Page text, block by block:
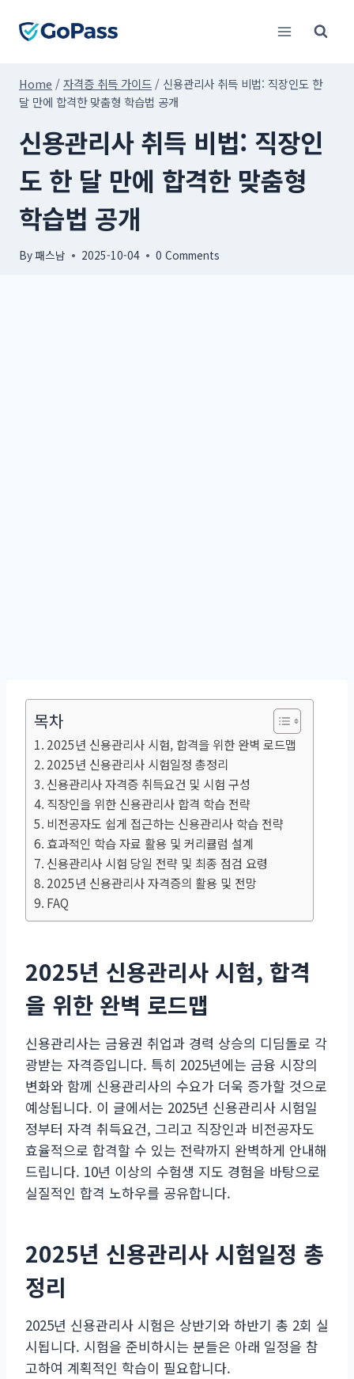
Home /자격증 취득 가이드/ 신용관리사 취득 비법: 직장인도 한
달 만에 합격한 맞춤형 학습법 공개
신용관리사 취득 비법: 직장인
도 한 달 만에 합격한 맞춤형
학습법 공개
By패스남 2025-10-04 0 Comments
목차
2025년 신용관리사 시험, 합격을 위한 완벽 로드맵
2025년 신용관리사 시험일정 총정리
신용관리사 자격증 취득요건 및 시험 구성
직장인을 위한 신용관리사 합격 학습 전략
비전공자도 쉽게 접근하는 신용관리사 학습 전략
효과적인 학습 자료 활용 및 커리큘럼 설계
신용관리사 시험 당일 전략 및 최종 점검 요령
2025년 신용관리사 자격증의 활용 및 전망
FAQ
2025년 신용관리사 시험, 합격
을 위한 완벽 로드맵
신용관리사는 금융권 취업과 경력 상승의 디딤돌로 각
광받는 자격증입니다. 특히 2025년에는 금융 시장의
변화와 함께 신용관리사의 수요가 더욱 증가할 것으로
예상됩니다. 이 글에서는 2025년 신용관리사 시험일
정부터 자격 취득요건, 그리고 직장인과 비전공자도
효율적으로 합격할 수 있는 전략까지 완벽하게 안내해
드립니다. 10년 이상의 수험생 지도 경험을 바탕으로
실질적인 합격 노하우를 공유합니다.
2025년 신용관리사 시험일정 총
정리
2025년 신용관리사 시험은 상반기와 하반기 총 2회 실
시됩니다. 시험을 준비하시는 분들은 아래 일정을 참
고하여 계획적인 학습이 필요합니다.